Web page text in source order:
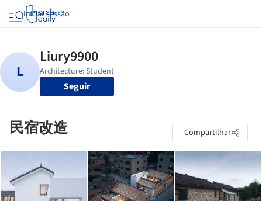
Iniciar sessão
Seguir
民宿改造 Compartilhar